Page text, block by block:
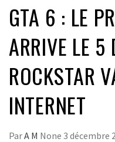
GTA 6 : LE
ARRIVE LE 5
ROCKSTAR
INTERNET
ParA M None 3 décembre